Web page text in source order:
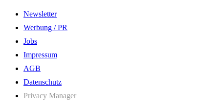
Newsletter
Werbung / PR
Jobs
Impressum
AGB
Datenschutz
Privacy Manager